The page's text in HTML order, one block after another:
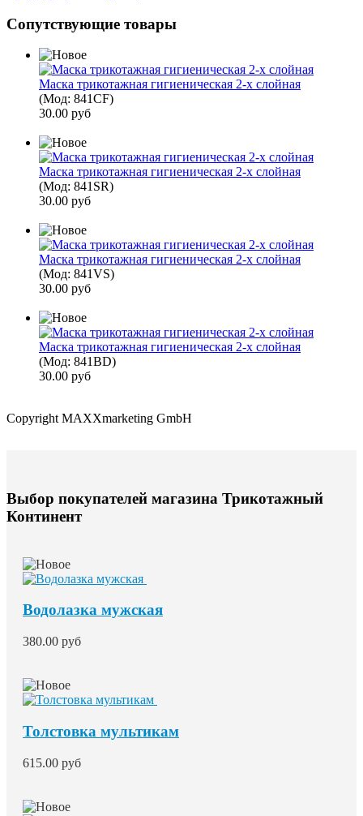
Сопутствующие товары
Маска трикотажная гигиеническая 2-х слойная
(Мод: 841CF)
30.00 руб
Маска трикотажная гигиеническая 2-х слойная
(Мод: 841SR)
30.00 руб
Маска трикотажная гигиеническая 2-х слойная
(Мод: 841VS)
30.00 руб
Маска трикотажная гигиеническая 2-х слойная
(Мод: 841BD)
30.00 руб
Copyright MAXXmarketing GmbH
Выбор покупателей магазина Трикотажный
Континент
Водолазка мужская
380.00 руб
Толстовка мультикам
615.00 руб